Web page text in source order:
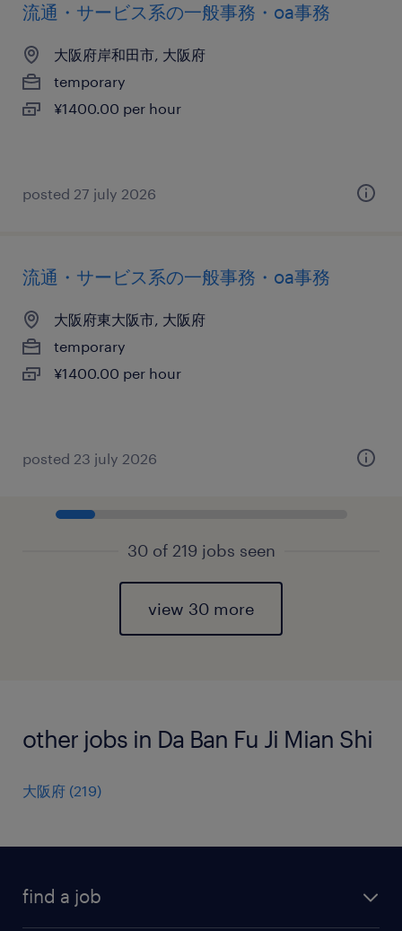
流通・サービス系の一般事務・oa事務
大阪府岸和田市, 大阪府
temporary
¥1400.00 per hour
posted 27 july 2026
流通・サービス系の一般事務・oa事務
大阪府東大阪市, 大阪府
temporary
¥1400.00 per hour
posted 23 july 2026
30 of 219 jobs seen
view 30 more
other jobs in Da Ban Fu Ji Mian Shi
大阪府 (219)
find a job